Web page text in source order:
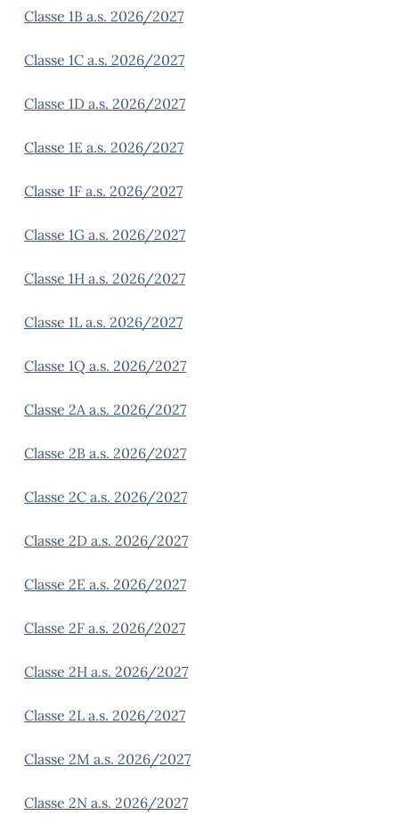
Classe 1B a.s. 2026/2027
Classe 1C a.s. 2026/2027
Classe 1D a.s. 2026/2027
Classe 1E a.s. 2026/2027
Classe 1F a.s. 2026/2027
Classe 1G a.s. 2026/2027
Classe 1H a.s. 2026/2027
Classe 1L a.s. 2026/2027
Classe 1Q a.s. 2026/2027
Classe 2A a.s. 2026/2027
Classe 2B a.s. 2026/2027
Classe 2C a.s. 2026/2027
Classe 2D a.s. 2026/2027
Classe 2E a.s. 2026/2027
Classe 2F a.s. 2026/2027
Classe 2H a.s. 2026/2027
Classe 2L a.s. 2026/2027
Classe 2M a.s. 2026/2027
Classe 2N a.s. 2026/2027